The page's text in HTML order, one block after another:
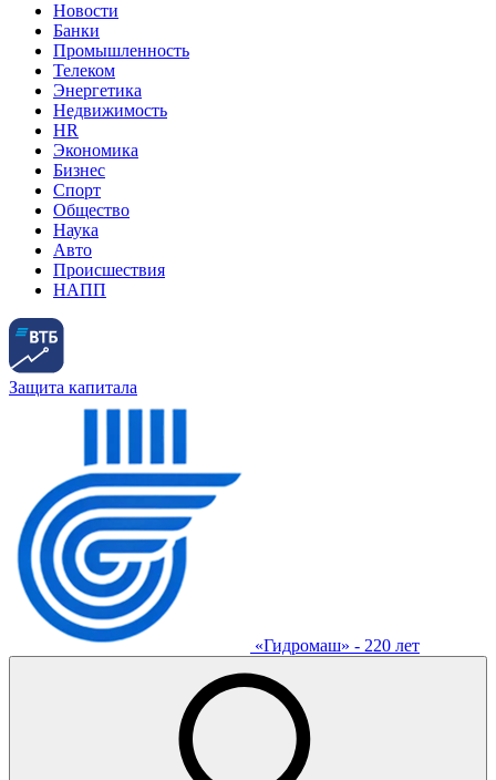
Новости
Банки
Промышленность
Телеком
Энергетика
Недвижимость
HR
Экономика
Бизнес
Спорт
Общество
Наука
Авто
Происшествия
НАПП
Защита капитала
«Гидромаш» - 220 лет